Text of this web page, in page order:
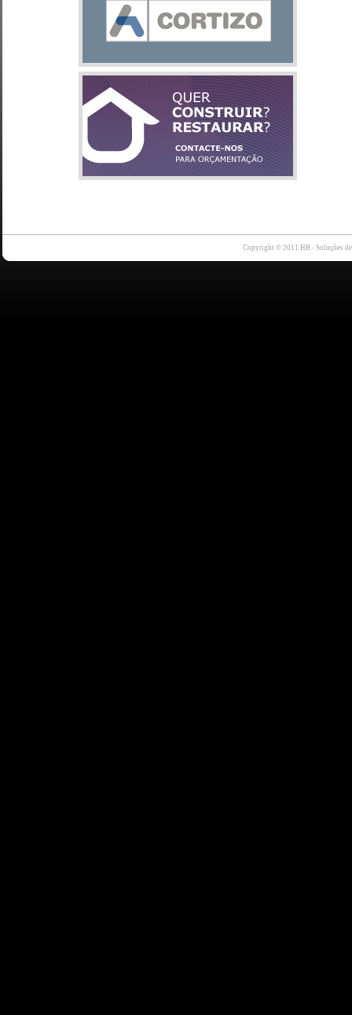
Copyright © 2011 HB - Soluções